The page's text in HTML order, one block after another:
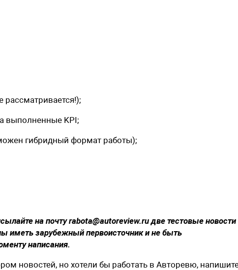
рассматривается!);
выполненные KPI;
гибридный формат работы);
на почту rabota@autoreview.ru две тестовые новости
иметь зарубежный первоисточник и не быть
написания.
новостей, но хотели бы работать в Авторевю,